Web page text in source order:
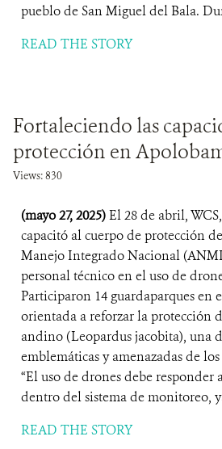
pueblo de San Miguel del Bala.
READ THE STORY
Fortaleciendo las
protección en
Views: 830
(mayo 27, 2025)El 28 de abril,
capacitó al cuerpo de protección
Manejo Integrado Nacional
personal técnico en el uso de
Participaron 14 guardaparques en
orientada a reforzar la protección
andino (Leopardus jacobita), una
emblemáticas y amenazadas de
“El uso de drones debe responder
dentro del sistema de monitoreo,
READ THE STORY